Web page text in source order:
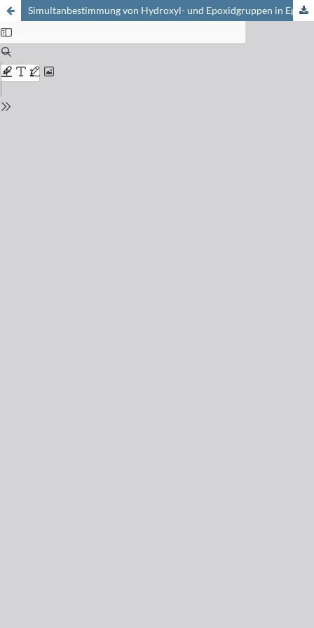
Simultanbestimmung von Hydroxyl- und Epoxidgruppen in Epoxidharzen